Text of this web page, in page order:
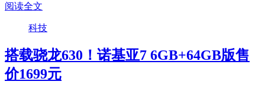
阅读全文
科技
搭载骁龙630！诺基亚7 6GB+64GB版售
价1699元